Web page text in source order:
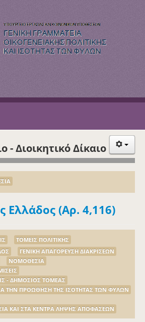
- Διοικητικό Δίκαιο
Ελλάδος (Αρ. 4,116)
ΤΟΜΕΙΣ ΠΟΛΙΤΙΚΗΣ
ΓΕΝΙΚΗ ΑΠΑΓΟΡΕΥΣΗ ΔΙΑΚΡΙΣΕΩΝ
ΝΟΜΟΘΕΣΙΑ
- ΔΗΜΟΣΙΟΣ ΤΟΜΕΑΣ
ΤΗΝ ΠΡΟΩΘΗΣΗ ΤΗΣ ΙΣΟΤΗΤΑΣ ΤΩΝ ΦΥΛΩΝ
ΚΑΙ ΣΤΑ ΚΕΝΤΡΑ ΛΗΨΗΣ ΑΠΟΦΑΣΕΩΝ